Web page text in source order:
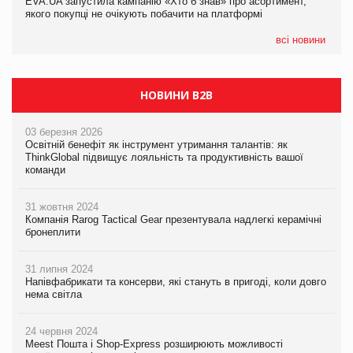
якого покупці не очікують побачити на платформі
всі новини
якого покупці не очікують побачити на платформі
НОВИНИ B2B
03 березня 2026
Освітній бенефіт як інструмент утримання талантів: як
ThinkGlobal підвищує лояльність та продуктивність вашої
команди
31 жовтня 2024
Компанія Rarog Tactical Gear презентувала надлегкі керамічні
бронеплити
31 липня 2024
Напівфабрикати та консерви, які стануть в пригоді, коли довго
нема світла
24 червня 2024
Meest Пошта і Shop-Express розширюють можливості